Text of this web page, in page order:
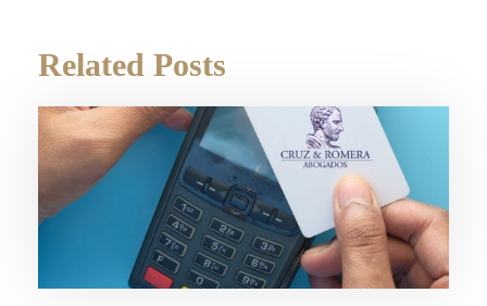
Related Posts